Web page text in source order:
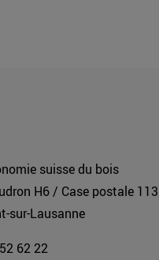
suisse du bois
H6 / Case postale 113
sur-Lausanne
62 22